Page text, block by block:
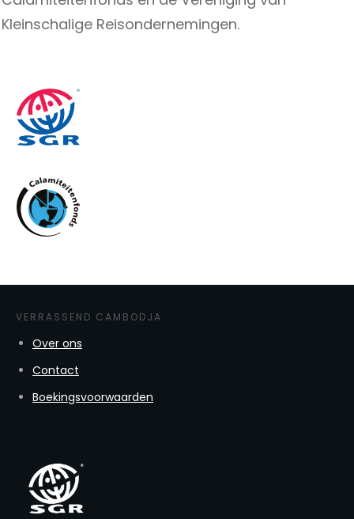
Kleinschalige Reisondernemingen.
VERRASSEND CAMBODJA
Over ons
Contact
Boekingsvoorwaarden